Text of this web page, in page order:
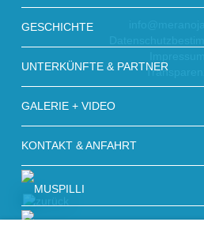
GESCHICHTE
UNTERKÜNFTE & PARTNER
GALERIE + VIDEO
KONTAKT & ANFAHRT
Transparenz